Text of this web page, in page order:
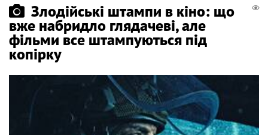
Злодійські штампи в кіно: що
вже набридло глядачеві, але
фільми все штампуються під
копірку